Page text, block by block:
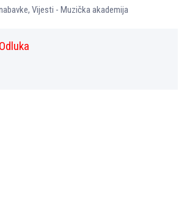
, Vijesti - Muzička akademija
Odluka